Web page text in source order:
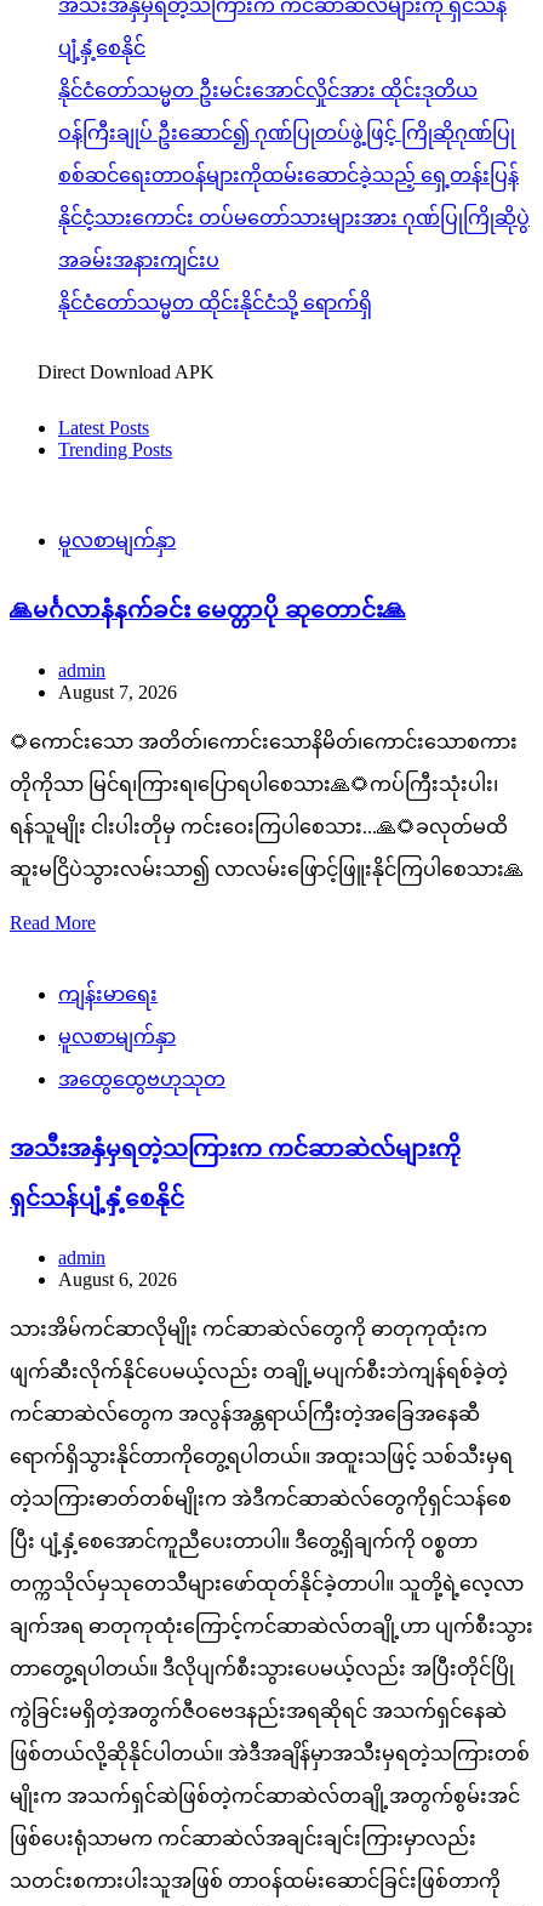
အသီးအနှံမှရတဲ့သကြားက ကင်ဆာဆဲလ်များကို ရှင်သန်
ပျံ့နှံ့စေနိုင်
နိုင်ငံတော်သမ္မတ ဦးမင်းအောင်လှိုင်အား ထိုင်းဒုတိယ
ဝန်ကြီးချုပ် ဦးဆောင်၍ ဂုဏ်ပြုတပ်ဖွဲ့ဖြင့် ကြိုဆိုဂုဏ်ပြု
စစ်ဆင်ရေးတာဝန်များကိုထမ်းဆောင်ခဲ့သည့် ရှေ့တန်းပြန်
နိုင်ငံ့သားကောင်း တပ်မတော်သားများအား ဂုဏ်ပြုကြိုဆိုပွဲ
အခမ်းအနားကျင်းပ
နိုင်ငံတော်သမ္မတ ထိုင်းနိုင်ငံသို့ ရောက်ရှိ
Direct Download APK
Latest Posts
Trending Posts
မူလစာမျက်နှာ
🙏မင်္ဂလာနံနက်ခင်း မေတ္တာပို ဆုတောင်း🙏
admin
August 7, 2026
🌻ကောင်းသော အတိတ်၊ကောင်းသောနိမိတ်၊ကောင်းသောစကား
တိုကိုသာ မြင်ရ၊ကြားရ၊ပြောရပါစေသား🙏🌻ကပ်ကြီးသုံးပါး၊
ရန်သူမျိုး ငါးပါးတိုမှ ကင်းဝေးကြပါစေသား...🙏🌻ခလုတ်မထိ
ဆူးမငြိပဲသွားလမ်းသာ၍ လာလမ်းဖြောင့်ဖြူးနိုင်ကြပါစေသား🙏
Read More
ကျန်းမာရေး
မူလစာမျက်နှာ
အထွေထွေဗဟုသုတ
အသီးအနှံမှရတဲ့သကြားက ကင်ဆာဆဲလ်များကို
ရှင်သန်ပျံ့နှံ့စေနိုင်
admin
August 6, 2026
သားအိမ်ကင်ဆာလိုမျိုး ကင်ဆာဆဲလ်တွေကို ဓာတုကုထုံးက
ဖျက်ဆီးလိုက်နိုင်ပေမယ့်လည်း တချို့မပျက်စီးဘဲကျန်ရစ်ခဲ့တဲ့
ကင်ဆာဆဲလ်တွေက အလွန်အန္တရာယ်ကြီးတဲ့အခြေအနေဆီ
ရောက်ရှိသွားနိုင်တာကိုတွေ့ရပါတယ်။ အထူးသဖြင့် သစ်သီးမှရ
တဲ့သကြားဓာတ်တစ်မျိုးက အဲဒီကင်ဆာဆဲလ်တွေကိုရှင်သန်စေ
ပြီး ပျံ့နှံ့စေအောင်ကူညီပေးတာပါ။ ဒီတွေ့ရှိချက်ကို ဝစ္စတာ
တက္ကသိုလ်မှသုတေသီများဖော်ထုတ်နိုင်ခဲ့တာပါ။ သူတို့ရဲ့လေ့လာ
ချက်အရ ဓာတုကုထုံးကြောင့်ကင်ဆာဆဲလ်တချို့ဟာ ပျက်စီးသွား
တာတွေ့ရပါတယ်။ ဒီလိုပျက်စီးသွားပေမယ့်လည်း အပြီးတိုင်ပြို
ကွဲခြင်းမရှိတဲ့အတွက်ဇီဝဗေဒနည်းအရဆိုရင် အသက်ရှင်နေဆဲ
ဖြစ်တယ်လို့ဆိုနိုင်ပါတယ်။ အဲဒီအချိန်မှာအသီးမှရတဲ့သကြားတစ်
မျိုးက အသက်ရှင်ဆဲဖြစ်တဲ့ကင်ဆာဆဲလ်တချို့အတွက်စွမ်းအင်
ဖြစ်ပေးရုံသာမက ကင်ဆာဆဲလ်အချင်းချင်းကြားမှာလည်း
သတင်းစကားပါးသူအဖြစ် တာဝန်ထမ်းဆောင်ခြင်းဖြစ်တာကို